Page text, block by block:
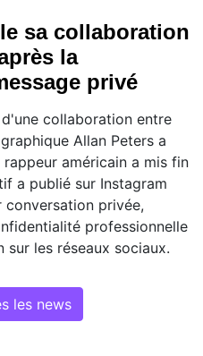
sa collaboration
la
privé
collaboration entre
Allan Peters a
américain a mis fin
a publié sur Instagram
conversation privée,
professionnelle
les réseaux sociaux.
les news